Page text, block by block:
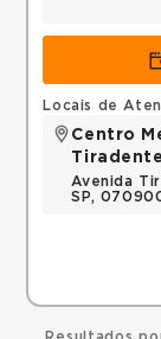
Locais de
Centro
Avenida
SP,